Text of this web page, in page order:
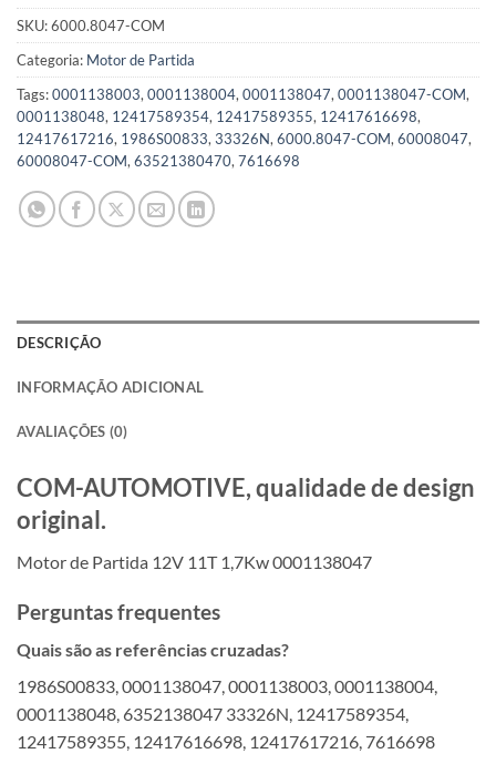
SKU:6000.8047-COM
Categoria: Motor de Partida
Tags:0001138003, 0001138004, 0001138047, 0001138047-COM,
0001138048, 12417589354, 12417589355, 12417616698,
12417617216, 1986S00833, 33326N, 6000.8047-COM, 60008047,
60008047-COM, 63521380470, 7616698
DESCRIÇÃO
INFORMAÇÃO ADICIONAL
AVALIAÇÕES (0)
COM-AUTOMOTIVE, qualidade de design
original.
Motor de Partida 12V 11T 1,7Kw 0001138047
Perguntas frequentes
Quais são as referências cruzadas?
1986S00833, 0001138047, 0001138003, 0001138004,
0001138048, 6352138047 33326N, 12417589354,
12417589355, 12417616698, 12417617216, 7616698